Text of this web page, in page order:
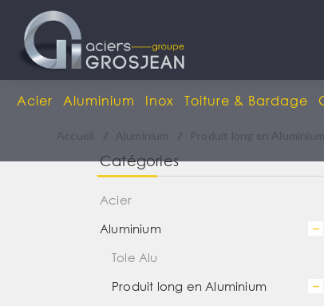
Acier Aluminium Inox Toiture & Bardage
Accueil Aluminium Produit long en Aluminium
Catégories
Acier
Aluminium
Tole Alu
Produit long en Aluminium